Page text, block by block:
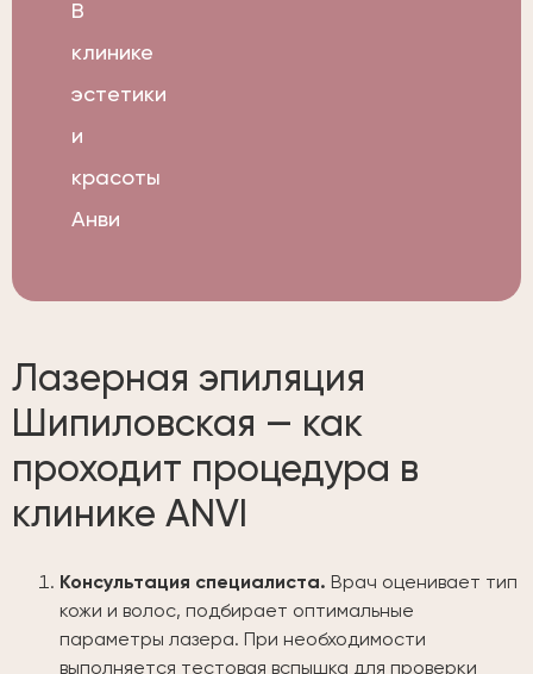
В
клинике
эстетики
и
красоты
Анви
Лазерная эпиляция
Шипиловская — как
проходит процедура в
клинике ANVI
Консультация специалиста. Врач оценивает тип
кожи и волос, подбирает оптимальные
параметры лазера. При необходимости
выполняется тестовая вспышка для проверки